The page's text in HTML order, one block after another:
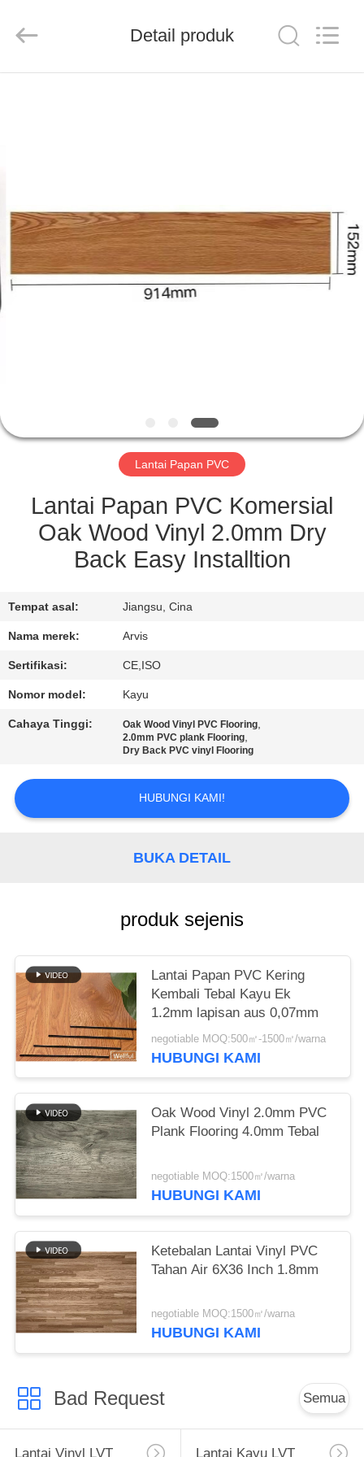
TENTANG
KAMI
TUR
KUALITAS
KAMI
BERITA
PERMINTAAN
PENAWARAN
PRIVACY
Materials
Co.,Ltd..
Detail produk
Lantai Papan PVC
Lantai Papan PVC Komersial
Oak Wood Vinyl 2.0mm Dry
Back Easy Installtion
Tempat asal: Jiangsu, Cina
Nama merek: Arvis
Sertifikasi: CE,ISO
Nomor model: Kayu
Cahaya Tinggi: Oak Wood Vinyl PVC Flooring,
2.0mm PVC plank Flooring,
Dry Back PVC vinyl Flooring
HUBUNGI KAMI!
BUKA DETAIL
produk sejenis
Lantai Papan PVC Kering
Kembali Tebal Kayu Ek
1.2mm lapisan aus 0,07mm
negotiable MOQ:500㎡-1500㎡/warna
HUBUNGI KAMI
Oak Wood Vinyl 2.0mm PVC
Plank Flooring 4.0mm Tebal
negotiable MOQ:1500㎡/warna
HUBUNGI KAMI
Ketebalan Lantai Vinyl PVC
Tahan Air 6X36 Inch 1.8mm
negotiable MOQ:1500㎡/warna
HUBUNGI KAMI
Bad Request Semua
Lantai Vinyl LVT Lantai Kayu LVT